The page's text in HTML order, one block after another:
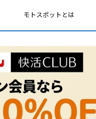
モトスポットとは